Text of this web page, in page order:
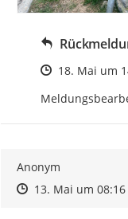
Zeitpunkt des
18. Mai um
Anonym
Zeitpunkt des
Zeitpunkt des
13. Mai um 08:16